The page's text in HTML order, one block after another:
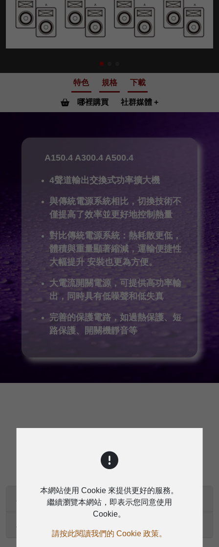
特色 規格 下載
哪裡購買 社群媒體
A150.4 A300.4 A500.4
4聲道輸出交換式功率擴大機
與傳統電源系統相比，切換技術不
僅提高了效率並更好地控制熱量
對比傳統電源系統：熱耗散更低，
體積與重量顯著縮減，運輸便捷性
大幅提升 安裝也更為方便。
大電流開關電源，可提供高功率輸
出，同時具有低噪聲和低失真
完善的保護電路，如過熱保護、短
路保護、開關機靜音等
A150.4技術規格
A300.4 A500.4技術規格
本網站使用 Cookie 來提供更好的服務。
繼續瀏覽本網站，即表示您同意使用
Cookie。
請按此閱讀我們的 Cookie 政策。